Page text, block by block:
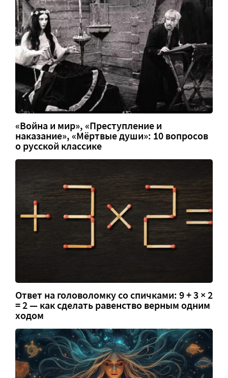
«Война и мир», «Преступление и
наказание», «Мёртвые души»: 10 вопросов
о русской классике
Ответ на головоломку со спичками: 9 + 3 × 2
= 2 — как сделать равенство верным одним
ходом